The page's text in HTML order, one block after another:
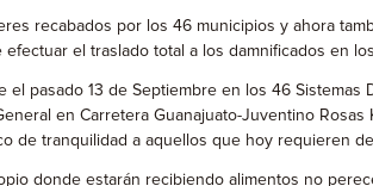
recabados por los 46 municipios y ahora
el traslado total a los damnificados en
pasado 13 de Septiembre en los 46 Sistemas
en Carretera Guanajuato-Juventino Rosas
de tranquilidad a aquellos que hoy requieren
donde estarán recibiendo alimentos no